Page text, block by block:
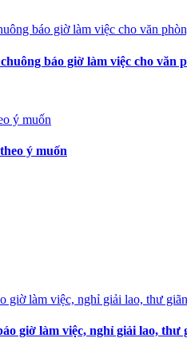
báo giờ làm việc cho văn
ý muốn
giờ làm việc, nghỉ giải lao, thư